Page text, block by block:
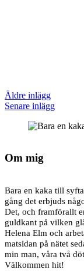
Äldre inlägg
Senare inlägg
Om mig
Bara en kaka till
gång det erbjuds
Det, och framförallt
guldkant på vilken
Helena Elm och
matsidan på nätet
min man, våra två
Välkommen hit!